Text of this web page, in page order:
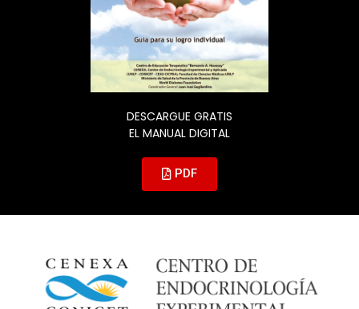
DESCARGUE GRATIS
EL MANUAL DIGITAL
PDF